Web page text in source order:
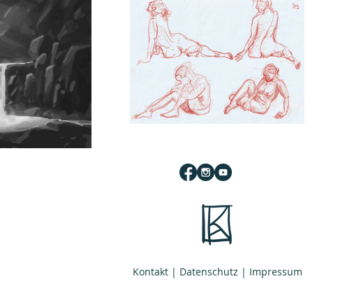
Kontakt| Datenschutz | Impressum